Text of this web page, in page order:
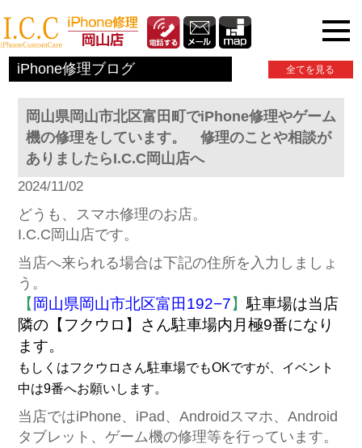
iPhone修理ブログ 全てを見る
岡山県岡山市北区富田町でiPhone修理やゲーム
機の修理をしています。 修理のことや相談が
ありましたらI.C.C岡山店へ
2024/11/02
どうも、スマホ修理のお店。
I.C.C岡山店です。
当店へ来られる場合は下記の住所を入力しましょ
う。
【 岡山県岡山市北区富田192−7】 駐車場は当店
隣の【フクウロ】さん駐車場内月極9番になり
ます。
もしくはフクウロさん駐車場でもOKですが、イベント
中は9番へお願いします。
当店ではiPhone、iPad、Androidスマホ、Android
タブレット、ゲーム機の修理等を行っています。